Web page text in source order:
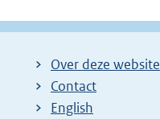
Over deze website
Contact
English